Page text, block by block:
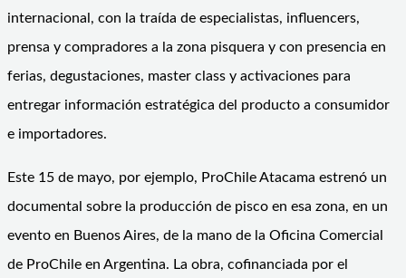
internacional, con la traída de especialistas, influencers,
prensa y compradores a la zona pisquera y con presencia en
ferias, degustaciones, master class y activaciones para
entregar información estratégica del producto a consumidor
e importadores.
Este 15 de mayo, por ejemplo, ProChile Atacama estrenó un
documental sobre la producción de pisco en esa zona, en un
evento en Buenos Aires, de la mano de la Oficina Comercial
de ProChile en Argentina. La obra, cofinanciada por el